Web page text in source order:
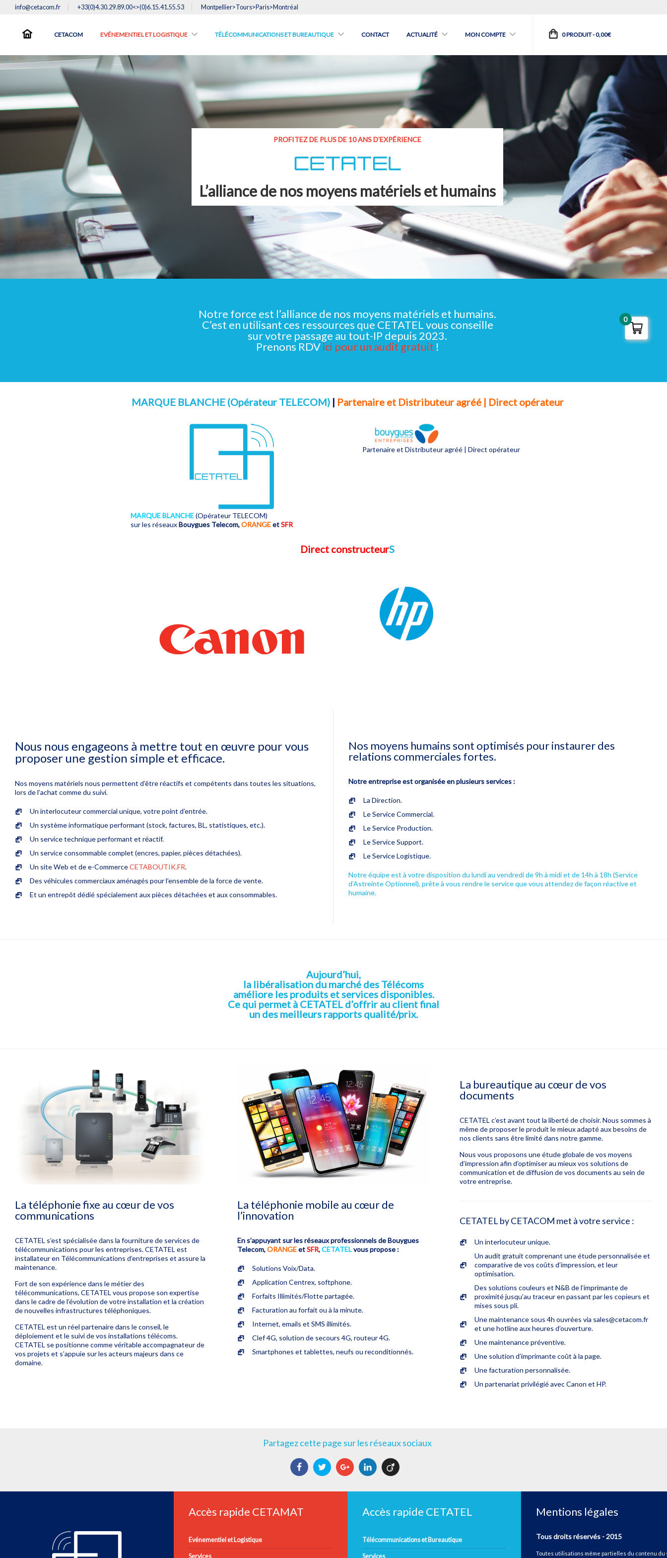
info@cetacom.fr +33(0)4.30.29.89.00<>(0)6.15.41.55.53 Montpellier>Tours>Paris>Montréal
CETACOM EVÉNEMENTIEL ET LOGISTIQUE TÉLÉCOMMUNICATIONS ET BUREAUTIQUE CONTACT ACTUALITÉ MON COMPTE 0 PRODUIT -0,00€
PROFITEZ DE PLUS DE 10 ANS D'EXPÉRIENCE
L’alliance de nos moyens matériels et humains
Notre force est l’alliance de nos moyens matériels et humains.
C’est en utilisant ces ressources que CETATEL vous conseille
sur votre passage au tout-IP depuis 2023.
Prenons RDVici pour un audit gratuit !
MARQUE BLANCHE (Opérateur TELECOM) | Partenaire et Distributeur agréé | Direct opérateur
MARQUE BLANCHE(Opérateur TELECOM)
sur les réseauxBouygues Telecom,ORANGEetSFR
Partenaire et Distributeur agréé | Direct opérateur
Direct constructeurS
Nous nous engageons à mettre tout en œuvre pour vous
proposer une gestion simple et efficace.
Nos moyens matériels nous permettent d’être réactifs et compétents dans toutes les situations,
lors de l’achat comme du suivi.
Un interlocuteur commercial unique, votre point d’entrée.
Un système informatique performant (stock, factures, BL, statistiques, etc.).
Un service technique performant et réactif.
Un service consommable complet (encres, papier, pièces détachées).
Un site Web et de e-CommerceCETABOUTIK.FR.
Des véhicules commerciaux aménagés pour l’ensemble de la force de vente.
Et un entrepôt dédié spécialement aux pièces détachées et aux consommables.
Nos moyens humains sont optimisés pour instaurer des
relations commerciales fortes.
Notre entreprise est organisée en plusieurs services :
La Direction.
Le Service Commercial.
Le Service Production.
Le Service Support.
Le Service Logistique.
Notre équipe est à votre disposition du lundi au vendredi de 9h à midi et de 14h à 18h (Service
d’Astreinte Optionnel), prête à vous rendre le service que vous attendez de façon réactive et
humaine.
Aujourd’hui,
la libéralisation du marché des Télécoms
améliore les produits et services disponibles.
Ce qui permet à CETATEL d’offrir au client final
un des meilleurs rapports qualité/prix.
La téléphonie fixe au cœur de vos
communications
CETATEL s’est spécialisée dans la fourniture de services de
télécommunications pour les entreprises. CETATEL est
installateur en Télécommunications d’entreprises et assure la
maintenance.
Fort de son expérience dans le métier des
télécommunications, CETATEL vous propose son expertise
dans le cadre de l’évolution de votre installation et la création
de nouvelles infrastructures téléphoniques.
CETATEL est un réel partenaire dans le conseil, le
déploiement et le suivi de vos installations télécoms.
CETATEL se positionne comme véritable accompagnateur de
vos projets et s’appuie sur les acteurs majeurs dans ce
domaine.
La téléphonie mobile au cœur de
l’innovation
En s’appuyant sur les réseaux professionnels de Bouygues
Telecom,ORANGEetSFR,CETATELvous propose :
Solutions Voix/Data.
Application Centrex, softphone.
Forfaits Illimités/Flotte partagée.
Facturation au forfait ou à la minute.
Internet, emails et SMS illimités.
Clef 4G, solution de secours 4G, routeur 4G.
Smartphones et tablettes, neufs ou reconditionnés.
La bureautique au cœur de vos
documents
CETATEL c’est avant tout la liberté de choisir. Nous sommes à
même de proposer le produit le mieux adapté aux besoins de
nos clients sans être limité dans notre gamme.
Nous vous proposons une étude globale de vos moyens
d’impression afin d’optimiser au mieux vos solutions de
communication et de diffusion de vos documents au sein de
votre entreprise.
CETATEL by CETACOM met à votre service :
Un interlocuteur unique.
Un audit gratuit comprenant une étude personnalisée et
comparative de vos coûts d’impression, et leur
optimisation.
Des solutions couleurs et N&B de l’imprimante de
proximité jusqu’au traceur en passant par les copieurs et
mises sous pli.
Une maintenance sous 4h ouvrées via sales@cetacom.fr
et une hotline aux heures d’ouverture.
Une maintenance préventive.
Une solution d’imprimante coût à la page.
Une facturation personnalisée.
Un partenariat privilégié avec Canon et HP.
Partagez cette page sur les réseaux sociaux
FacebookTwitter Google+LinkedIn
Accès rapide CETAMAT
Evénementiel et Logistique
Services
Accès rapide CETATEL
Télécommunications et Bureautique
Services
Mentions légales
Tous droits réservés - 2015
Toutes utilisations même partielles du contenu du
0